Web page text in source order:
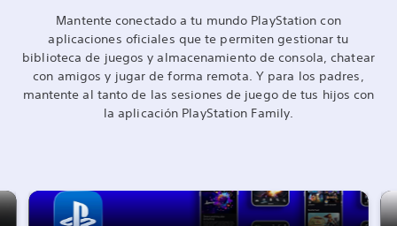
Mantente conectado a tu mundo PlayStation con
aplicaciones oficiales que te permiten gestionar tu
biblioteca de juegos y almacenamiento de consola, chatear
con amigos y jugar de forma remota. Y para los padres,
mantente al tanto de las sesiones de juego de tus hijos con
la aplicación PlayStation Family.